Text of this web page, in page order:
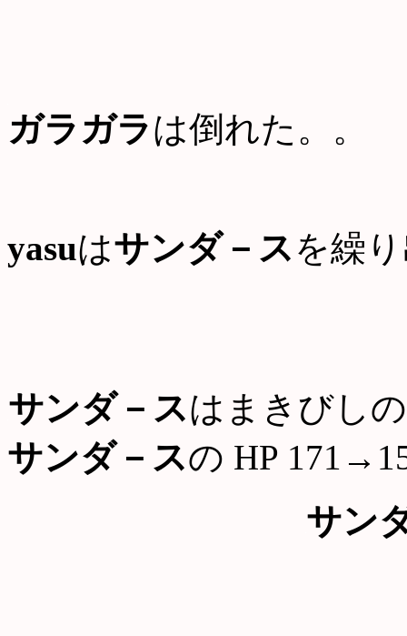
ガラガラは倒れた。。
yasuはサンダ－スを繰
サンダ－スはまきびし
サンダ－スの HP
サン